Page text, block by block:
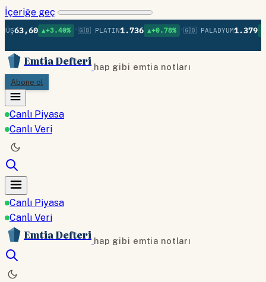
İçeriğe geç
▲+3.40% •🇬🇧 PLATIN 1.736 ▲+0.78% •🇬🇧 PALADYUM1.379 ▲+0.75%
Emtia Defteri hap gibi emtia notları
Abone ol
Canlı Piyasa
Canlı Veri
Canlı Piyasa
Canlı Veri
Emtia Defteri hap gibi emtia notları